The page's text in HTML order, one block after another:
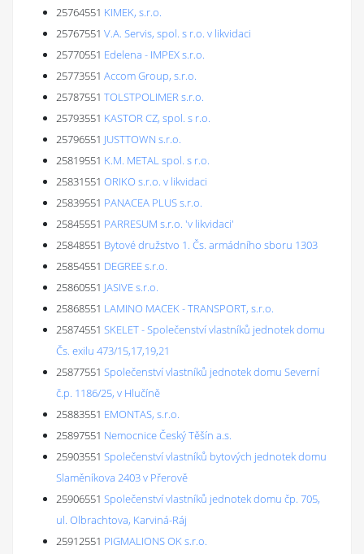
25764551 KIMEK, s.r.o.
25767551 V.A. Servis, spol. s r.o. v likvidaci
25770551 Edelena - IMPEX s.r.o.
25773551 Accom Group, s.r.o.
25787551 TOLSTPOLIMER s.r.o.
25793551 KASTOR CZ, spol. s r.o.
25796551 JUSTTOWN s.r.o.
25819551 K.M. METAL spol. s r.o.
25831551 ORIKO s.r.o. v likvidaci
25839551 PANACEA PLUS s.r.o.
25845551 PARRESUM s.r.o. 'v likvidaci'
25848551 Bytové družstvo 1. Čs. armádního sboru 1303
25854551 DEGREE s.r.o.
25860551 JASIVE s.r.o.
25868551 LAMINO MACEK - TRANSPORT, s.r.o.
25874551 SKELET - Společenství vlastníků jednotek domu
Čs. exilu 473/15,17,19,21
25877551 Společenství vlastníků jednotek domu Severní
č.p. 1186/25, v Hlučíně
25883551 EMONTAS, s.r.o.
25897551 Nemocnice Český Těšín a.s.
25903551 Společenství vlastníků bytových jednotek domu
Slaměníkova 2403 v Přerově
25906551 Společenství vlastníků jednotek domu čp. 705,
ul. Olbrachtova, Karviná-Ráj
25912551 PIGMALIONS OK s.r.o.